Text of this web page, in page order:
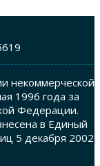
некоммерческой
1996 года за
Федерации.
в Единый
5 декабря 2002